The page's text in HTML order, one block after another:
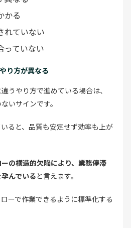
かる
れていない
っていない
り方が異なる
うやり方で進めている場合は、
いサインです。
ると、品質も安定せず効率も上が
の構造的欠陥により、業務停滞
んでいると言えます。
ーで作業できるように標準化する